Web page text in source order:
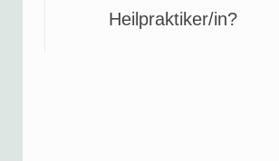
Heilpraktiker/in?